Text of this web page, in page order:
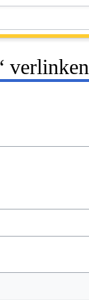
verlinken